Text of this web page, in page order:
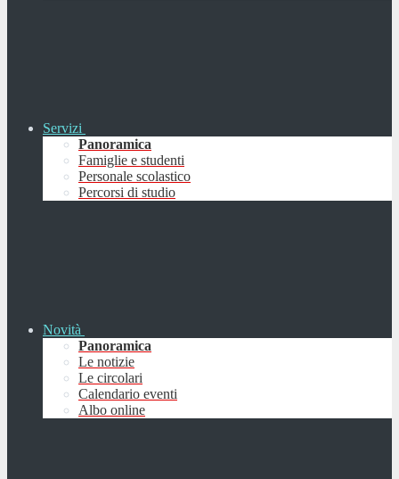
Servizi
Panoramica
Famiglie e studenti
Personale scolastico
Percorsi di studio
Novità
Panoramica
Le notizie
Le circolari
Calendario eventi
Albo online